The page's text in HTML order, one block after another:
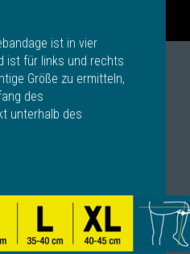
ist in vier
ist für links und rechts
Größe zu ermitteln,
des
unterhalb des